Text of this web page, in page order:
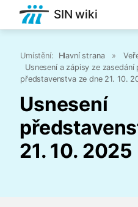
SIN wiki
Umístění: Hlavní strana »
Usnesení a zápisy ze
představenstva ze dne 21. 10.
Usnesení
21. 10. 2025